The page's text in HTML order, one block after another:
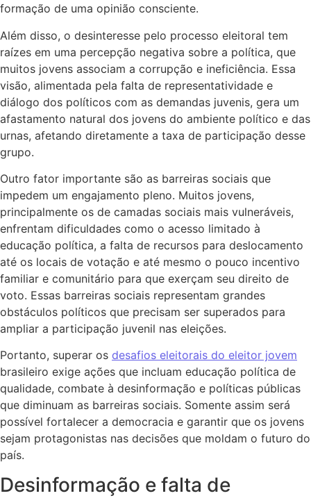
formação de uma opinião consciente.
Além disso, o desinteresse pelo processo eleitoral tem
raízes em uma percepção negativa sobre a política, que
muitos jovens associam a corrupção e ineficiência. Essa
visão, alimentada pela falta de representatividade e
diálogo dos políticos com as demandas juvenis, gera um
afastamento natural dos jovens do ambiente político e das
urnas, afetando diretamente a taxa de participação desse
grupo.
Outro fator importante são as barreiras sociais que
impedem um engajamento pleno. Muitos jovens,
principalmente os de camadas sociais mais vulneráveis,
enfrentam dificuldades como o acesso limitado à
educação política, a falta de recursos para deslocamento
até os locais de votação e até mesmo o pouco incentivo
familiar e comunitário para que exerçam seu direito de
voto. Essas barreiras sociais representam grandes
obstáculos políticos que precisam ser superados para
ampliar a participação juvenil nas eleições.
Portanto, superar os desafios eleitorais do eleitor jovem
brasileiro exige ações que incluam educação política de
qualidade, combate à desinformação e políticas públicas
que diminuam as barreiras sociais. Somente assim será
possível fortalecer a democracia e garantir que os jovens
sejam protagonistas nas decisões que moldam o futuro do
país.
Desinformação e falta de